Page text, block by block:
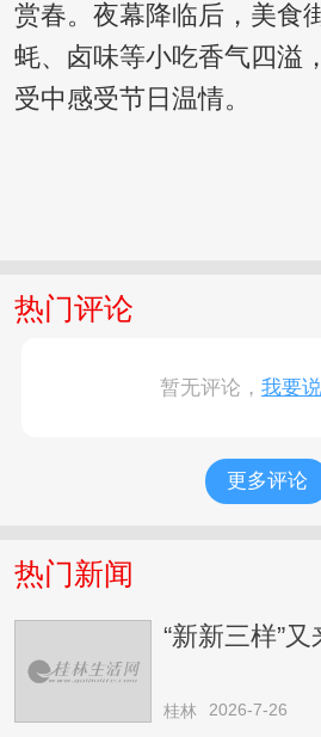
赏春。夜幕降临后，美食
蚝、卤味等小吃香气四溢
受中感受节日温情。
热门评论
暂无评论， 我要
更多评论
热门新闻
“新新三样”又
桂林 2026-7-26